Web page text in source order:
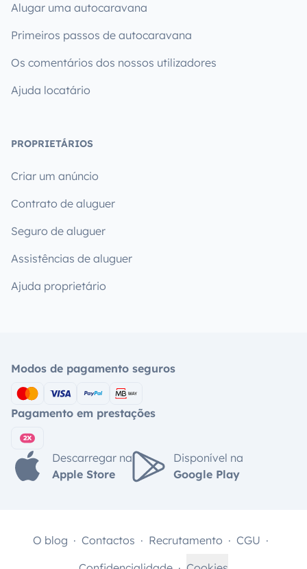
Alugar uma autocaravana
Primeiros passos de autocaravana
Os comentários dos nossos utilizadores
Ajuda locatário
PROPRIETÁRIOS
Criar um anúncio
Contrato de aluguer
Seguro de aluguer
Assistências de aluguer
Ajuda proprietário
Modos de pagamento seguros
Pagamento em prestações
Descarregar na
Apple Store
Disponível na
Google Play
O blog Contactos Recrutamento
CGU